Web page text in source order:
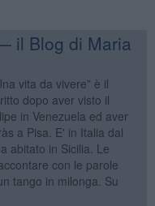
il Blog di Maria
vita da vivere” è il
dopo aver visto il
in Venezuela ed aver
a Pisa. E' in Italia dal
abitato in Sicilia. Le
con le parole
tango in milonga. Su